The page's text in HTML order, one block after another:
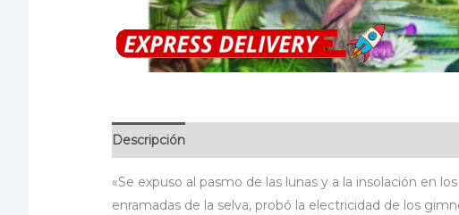
Descripción
«Se expuso al pasmo de las lunas y a la insolación en
enramadas de la selva, probó la electricidad de los